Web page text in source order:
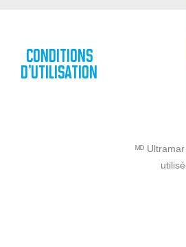
Conditions
d’utilisation
ᴹᴰ